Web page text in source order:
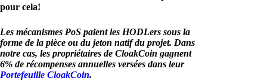
pour cela!
Les mécanismes PoS paient les HODLers sous la
forme de la pièce ou du jeton natif du projet. Dans
notre cas, les propriétaires de CloakCoin gagnent
6% de récompenses annuelles versées dans leur
Portefeuille CloakCoin.